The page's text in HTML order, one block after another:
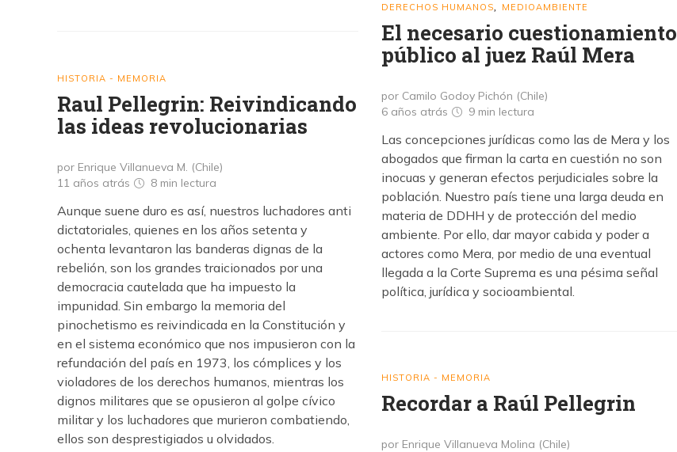
DERECHOS HUMANOS MEDIOAMBIENTE
El necesario cuestionamiento
público al juez Raúl Mera
por Camilo Godoy Pichón (Chile)
6 años atrás
9 min lectura
Las concepciones jurídicas como las de Mera y los
abogados que firman la carta en cuestión no son
inocuas y generan efectos perjudiciales sobre la
población. Nuestro país tiene una larga deuda en
materia de DDHH y de protección del medio
ambiente. Por ello, dar mayor cabida y poder a
actores como Mera, por medio de una eventual
llegada a la Corte Suprema es una pésima señal
política, jurídica y socioambiental.
HISTORIA - MEMORIA
Raul Pellegrin: Reivindicando
las ideas revolucionarias
por Enrique Villanueva M. (Chile)
11 años atrás
8 min lectura
Aunque suene duro es así, nuestros luchadores anti
dictatoriales, quienes en los años setenta y
ochenta levantaron las banderas dignas de la
rebelión, son los grandes traicionados por una
democracia cautelada que ha impuesto la
impunidad. Sin embargo la memoria del
pinochetismo es reivindicada en la Constitución y
en el sistema económico que nos impusieron con la
refundación del país en 1973, los cómplices y los
violadores de los derechos humanos, mientras los
dignos militares que se opusieron al golpe cívico
militar y los luchadores que murieron combatiendo,
ellos son desprestigiados u olvidados.
HISTORIA - MEMORIA
Recordar a Raúl Pellegrin
por Enrique Villanueva Molina (Chile)